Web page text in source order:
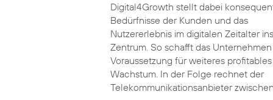
Digital4Growth stellt dabei
Bedürfnisse der Kunden und das
Nutzererlebnis im digitalen Zeitalter ins
Zentrum. So schafft das
Voraussetzung für weiteres profitables
Wachstum. In der Folge rechnet der
Telekommunikationsanbieter